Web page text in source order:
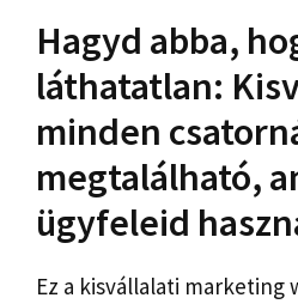
Hagyd abba,
láthatatlan:
minden
megtalálható,
ügyfeleid
Ez a kisvállalati marketing